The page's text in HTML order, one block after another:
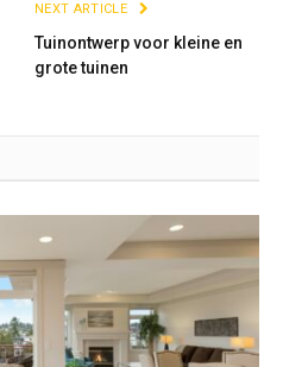
NEXT ARTICLE
Tuinontwerp voor kleine en
grote tuinen